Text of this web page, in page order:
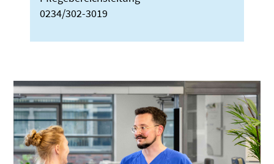
0234/302-3019